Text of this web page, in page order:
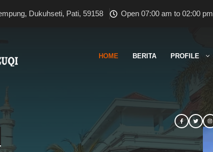
Dukuhseti, Pati, 59158 Open 07:00 am to 02:00 pm
HOME BERITA PROFILE